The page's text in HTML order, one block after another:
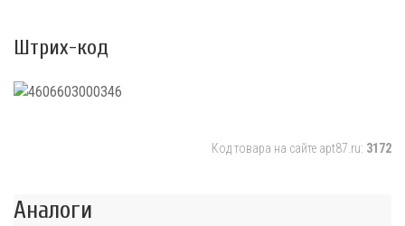
Штрих-код
Код товара на сайте apt87.ru: 3172
Аналоги